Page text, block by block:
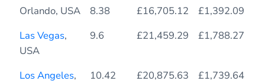
Orlando, USA
8.38 £16,705.12 £1,392.09
Las Vegas,
USA
9.6 £21,459.29 £1,788.27
Los Angeles,
10.42 £20,875.63 £1,739.64